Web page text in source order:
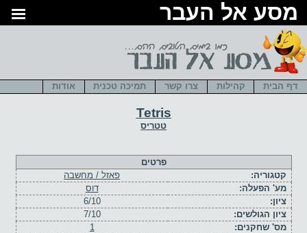
Tetris
טטריס
פרטים
קטגוריה:
פאזל / מחשבה
מע' הפעלה:
דוס
ציון:
6/10
ציון הגולשים:
7/10
מס' שחקנים:
1
אל העבר
דף הבית קהילות צרו קשר תמיכה טכנית אודות